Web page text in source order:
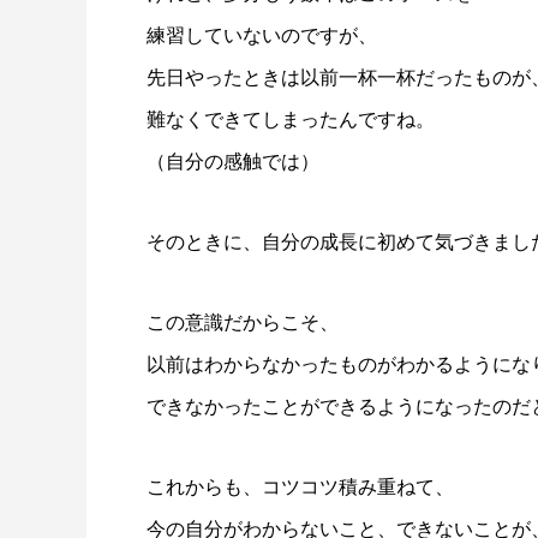
練習していないのですが、
先日やったときは以前一杯一杯だったものが
難なくできてしまったんですね。
（自分の感触では）
そのときに、自分の成長に初めて気づきまし
この意識だからこそ、
以前はわからなかったものがわかるようにな
できなかったことができるようになったのだ
これからも、コツコツ積み重ねて、
今の自分がわからないこと、できないことが